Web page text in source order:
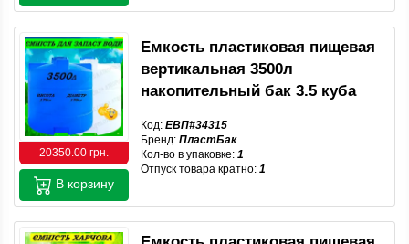
20350.00 грн.
Емкость пластиковая пищевая
вертикальная 3500л
накопительный бак 3.5 куба
Код: ЕВП#34315
Бренд: ПластБак
Кол-во в упаковке: 1
Отпуск товара кратно: 1
В корзину